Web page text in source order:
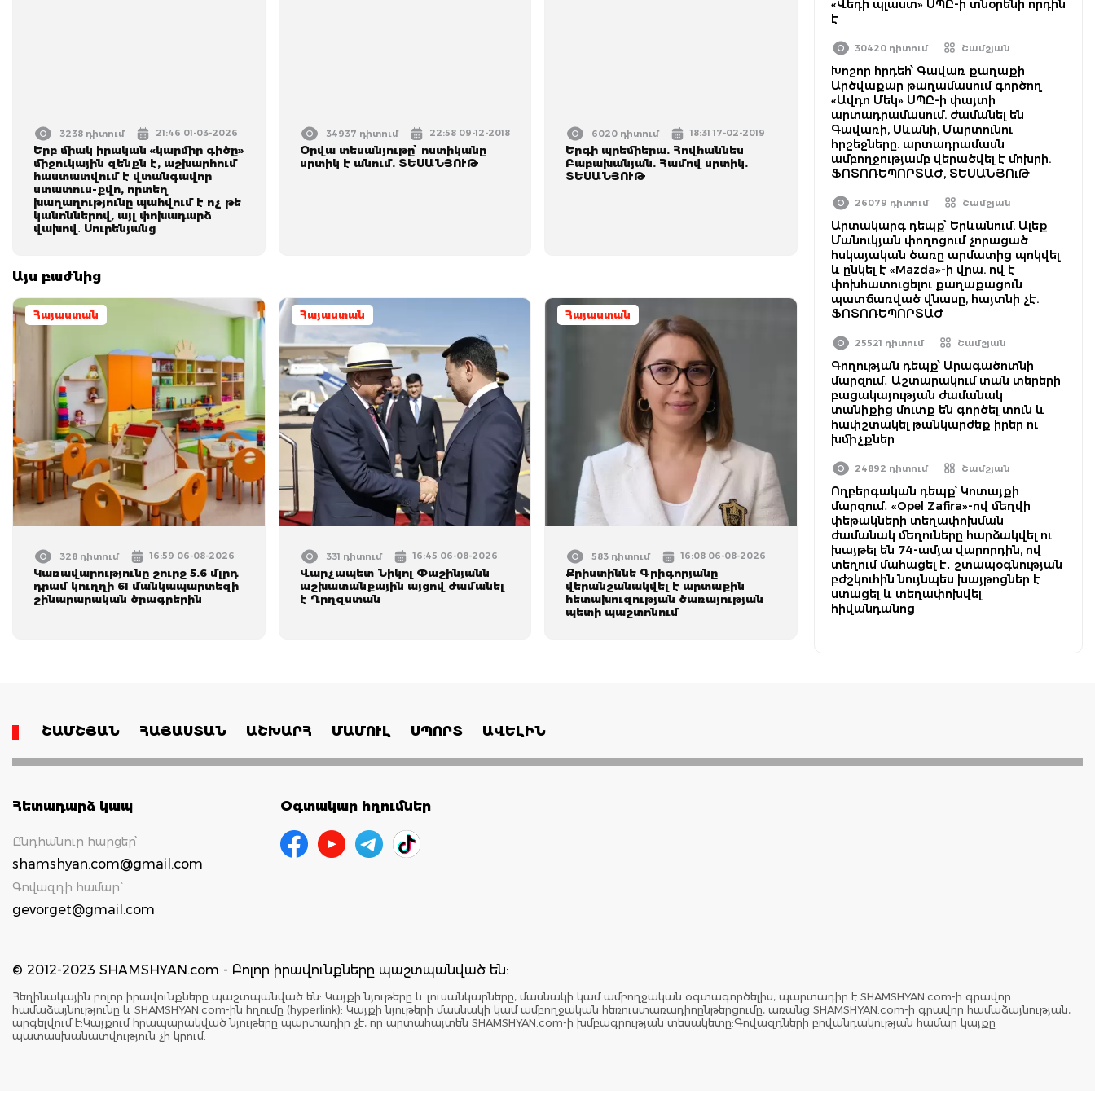
3238 դիտում 21:46 01-03-2026
Երբ միակ իրական «կարմիր գիծը»
միջուկային զենքն է, աշխարհում
հաստատվում է վտանգավոր
ստատուս-քվո, որտեղ
խաղաղությունը պահվում է ոչ թե
կանոններով, այլ փոխադարձ
վախով․ Սուրենյանց
34937 դիտում 22:58 09-12-2018
Օրվա տեսանյութը՝ ոստիկանը
սրտիկ է անում. ՏԵՍԱՆՅՈՒԹ
6020 դիտում 18:31 17-02-2019
Երգի պրեմիերա. Հովհաննես
Բաբախանյան. Համով սրտիկ.
ՏԵՍԱՆՅՈՒԹ
Այս բաժնից
Հայաստան
328 դիտում 16:59 06-08-2026
Կառավարությունը շուրջ 5.6 մլրդ
դրամ կուղղի 61 մանկապարտեզի
շինարարական ծրագրերին
Հայաստան
331 դիտում 16:45 06-08-2026
Վարչապետ Նիկոլ Փաշինյանն
աշխատանքային այցով ժամանել
է Ղրղզստան
Հայաստան
583 դիտում 16:08 06-08-2026
Քրիստիննե Գրիգորյանը
վերանշանակվել է արտաքին
հետախուզության ծառայության
պետի պաշտոնում
«Վեդի պլաստ» ՍՊԸ-ի տնօրենի որդին
է
30420 դիտում Շամշյան
Խոշոր հրդեհ՝ Գավառ քաղաքի
Արծվաքար թաղամասում գործող
«Ավդո Մեկ» ՍՊԸ-ի փայտի
արտադրամասում. ժամանել են
Գավառի, Սևանի, Մարտունու
հրշեջները. արտադրամասն
ամբողջությամբ վերածվել է մոխրի.
ՖՈՏՈՌԵՊՈՐՏԱԺ, ՏԵՍԱՆՅՈւԹ
26079 դիտում Շամշյան
Արտակարգ դեպք՝ Երևանում. Ալեք
Մանուկյան փողոցում չորացած
հսկայական ծառը արմատից պոկվել
և ընկել է «Mazda»-ի վրա. ով է
փոխհատուցելու քաղաքացուն
պատճառված վնասը, հայտնի չէ.
ՖՈՏՈՌԵՊՈՐՏԱԺ
25521 դիտում Շամշյան
Գողության դեպք՝ Արագածոտնի
մարզում․ Աշտարակում տան տերերի
բացակայության ժամանակ
տանիքից մուտք են գործել տուն և
հափշտակել թանկարժեք իրեր ու
խմիչքներ
24892 դիտում Շամշյան
Ողբերգական դեպք՝ Կոտայքի
մարզում․ «Opel Zafira»-ով մեղվի
փեթակների տեղափոխման
ժամանակ մեղուները հարձակվել ու
խայթել են 74-ամյա վարորդին, ով
տեղում մահացել է․ շտապօգնության
բժշկուհին նույնպես խայթոցներ է
ստացել և տեղափոխվել
հիվանդանոց
ՇԱՄՇՅԱՆ ՀԱՅԱՍՏԱՆ ԱՇԽԱՐՀ ՄԱՄՈՒԼ ՍՊՈՐՏ ԱՎԵԼԻՆ
Հետադարձ կապ
Ընդհանուր հարցեր՝
shamshyan.com@gmail.com
Գովազդի համար`
gevorget@gmail.com
Օգտակար հղումներ
© 2012-2023 SHAMSHYAN.com - Բոլոր իրավունքները պաշտպանված են:
Հեղինակային բոլոր իրավունքները պաշտպանված են: Կայքի նյութերը և լուսանկարները, մասնակի կամ ամբողջական օգտագործելիս, պարտադիր է SHAMSHYAN.com-ի գրավոր
համաձայնությունը և SHAMSHYAN.com-ին հղումը (hyperlink): Կայքի նյութերի մասնակի կամ ամբողջական հեռուստառադիոընթերցումը, առանց SHAMSHYAN.com-ի գրավոր համաձայնության,
արգելվում է:Կայքում հրապարակված նյութերը պարտադիր չէ, որ արտահայտեն SHAMSHYAN.com-ի խմբագրության տեսակետը:Գովազդների բովանդակության համար կայքը
պատասխանատվություն չի կրում: